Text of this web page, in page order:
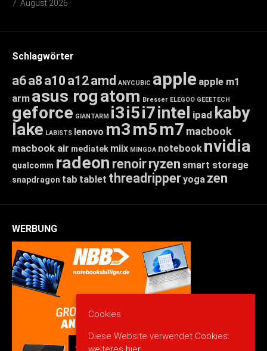
7. August 2026
Schlagwörter
a6a8 a10 a12amd ANYCUBIC apple apple m1
arm asus rogatom Bresser ELEGOO GEEETECH
geforce GIANTARM i3i5i7intel ipad kaby
lake LABISTS lenovo m3m5m7 macbook
macbook air mediatek miix MINGDA notebook nvidia
qualcomm radeon renoirryzen smart storage
snapdragon tab tablet threadripperyoga zen
WERBUNG
Cookies
Diese Website verwendet Cookies: